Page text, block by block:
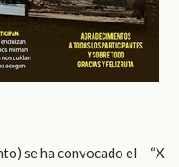
se ha convocado el “X